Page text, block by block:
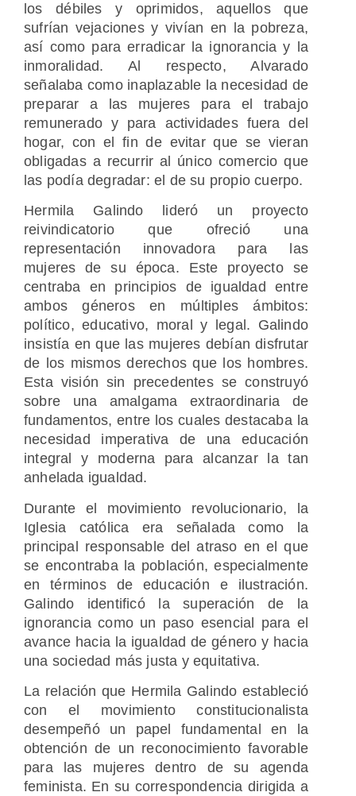
los débiles y oprimidos, aquellos que
sufrían vejaciones y vivían en la pobreza,
así como para erradicar la ignorancia y la
inmoralidad. Al respecto, Alvarado
señalaba como inaplazable la necesidad de
preparar a las mujeres para el trabajo
remunerado y para actividades fuera del
hogar, con el fin de evitar que se vieran
obligadas a recurrir al único comercio que
las podía degradar: el de su propio cuerpo.
Hermila Galindo lideró un proyecto
reivindicatorio que ofreció una
representación innovadora para las
mujeres de su época. Este proyecto se
centraba en principios de igualdad entre
ambos géneros en múltiples ámbitos:
político, educativo, moral y legal. Galindo
insistía en que las mujeres debían disfrutar
de los mismos derechos que los hombres.
Esta visión sin precedentes se construyó
sobre una amalgama extraordinaria de
fundamentos, entre los cuales destacaba la
necesidad imperativa de una educación
integral y moderna para alcanzar la tan
anhelada igualdad.
Durante el movimiento revolucionario, la
Iglesia católica era señalada como la
principal responsable del atraso en el que
se encontraba la población, especialmente
en términos de educación e ilustración.
Galindo identificó la superación de la
ignorancia como un paso esencial para el
avance hacia la igualdad de género y hacia
una sociedad más justa y equitativa.
La relación que Hermila Galindo estableció
con el movimiento constitucionalista
desempeñó un papel fundamental en la
obtención de un reconocimiento favorable
para las mujeres dentro de su agenda
feminista. En su correspondencia dirigida a